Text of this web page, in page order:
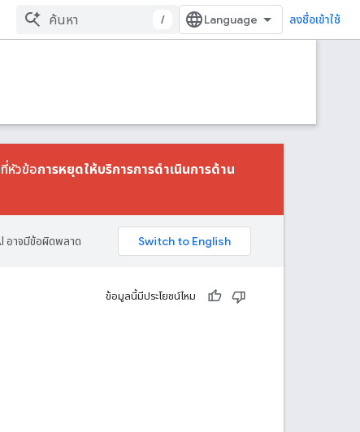
/ ลงชื่อเข้าใช้
ที่หัวข้อการหยุดให้บริการการดําเนินการด้าน
อาจมีข้อผิดพลาด
ข้อมูลนี้มีประโยชน์ไหม